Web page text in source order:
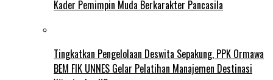
Kader Pemimpin Muda Berkarakter Pancasila
Tingkatkan Pengelolaan Deswita Sepakung, PPK Ormawa
BEM FIK UNNES Gelar Pelatihan Manajemen Destinasi